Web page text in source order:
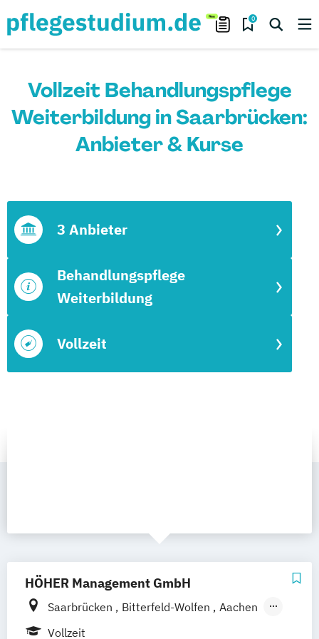
0
Vollzeit Behandlungspflege
Weiterbildung in Saarbrücken:
Anbieter & Kurse
Vollzeit
Behandlungspflege
Weiterbildung
3 Anbieter
HÖHER Management GmbH
Saarbrücken Bitterfeld-Wolfen
Aachen
Aalen
Vollzeit